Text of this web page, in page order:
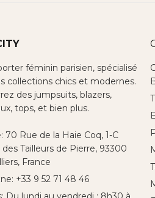
féminin parisien, spécialisé
collections chics et modernes.
des jumpsuits, blazers,
tops, et bien plus.
70 Rue de la Haie Coq, 1-C
Tailleurs de Pierre, 93300
France
+33 9 52 71 48 46